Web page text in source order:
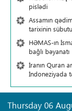
pislədi
Assamın
tarixinin sübutu
HƏMAS-ın
bağlı bəyanatı
İranın Quran
İndoneziyada
Thursday 06